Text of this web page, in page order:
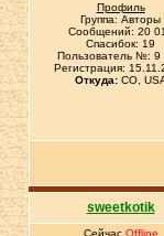
Профиль
Группа: Авторы
Сообщений: 20
Спасибок: 19
Пользователь №: 9
Регистрация:
Откуда:CO,
sweetkotik
Сейчас Offline